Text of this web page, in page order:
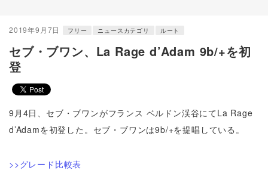
2019年9月7日 フリー ニュースカテゴリ ルート
セブ・ブワン、La Rage d’Adam 9b/+を初
登
9月4日、セブ・ブワンがフランス ベルドン渓谷にてLa Rage
d’Adamを初登した。セブ・ブワンは9b/+を提唱している。
>>グレード比較表